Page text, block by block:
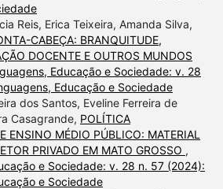
Reis, Erica Teixeira, Amanda Silva,
CABEÇA: BRANQUITUDE,
DOCENTE E OUTROS MUNDOS
Educação e Sociedade: v. 28
Educação e Sociedade
dos Santos, Eveline Ferreira de
Casagrande, POLÍTICA
ENSINO MÉDIO PÚBLICO: MATERIAL
PRIVADO EM MATO GROSSO ,
e Sociedade: v. 28 n. 57 (2024):
e Sociedade